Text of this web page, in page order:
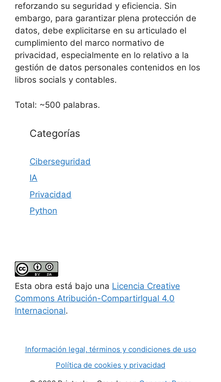
reforzando su seguridad y eficiencia. Sin
embargo, para garantizar plena protección de
datos, debe explicitarse en su articulado el
cumplimiento del marco normativo de
privacidad, especialmente en lo relativo a la
gestión de datos personales contenidos en los
libros socials y contables.
Total: ~500 palabras.
Categorías
Ciberseguridad
IA
Privacidad
Python
Esta obra está bajo una Licencia Creative
Commons Atribución-CompartirIgual 4.0
Internacional.
Información legal, términos y condiciones de uso
Política de cookies y privacidad